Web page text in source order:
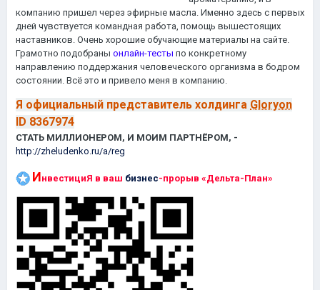
компанию пришел через эфирные масла. Именно здесь с первых
дней чувствуется командная работа, помощь вышестоящих
наставников. Очень хорошие обучающие материалы на сайте.
Грамотно подобраны онлайн-тесты по конкретному
направлению поддержания человеческого организма в бодром
состоянии. Всё это и привело меня в компанию.
Я официальный представитель холдинга Gloryon
ID 8367974
СТАТЬ МИЛЛИОНЕРОМ, И МОИМ ПАРТНЁРОМ, -
http://zheludenko.ru/a/reg
ИнвестициЯ в ваш бизнес-прорыв «Дельта-План»